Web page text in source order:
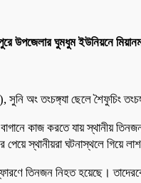
উপজেলার ঘুমধুম ইউনিয়নে
অং তংচঙ্গ্যা ছেলে শৈফুচিং
কাজ করতে যায় স্থানীয়
স্থানীয়রা ঘটনাস্থলে গিয়ে
তিনজন নিহত হয়েছে।